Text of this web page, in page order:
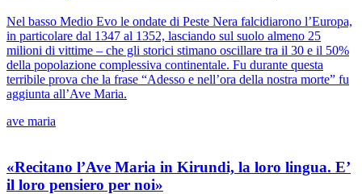
Nel basso Medio Evo le ondate di Peste Nera falcidiarono l’Europa,
in particolare dal 1347 al 1352, lasciando sul suolo almeno 25
milioni di vittime – che gli storici stimano oscillare tra il 30 e il 50%
della popolazione complessiva continentale. Fu durante questa
terribile prova che la frase “Adesso e nell’ora della nostra morte” fu
aggiunta all’Ave Maria.
ave maria
«Recitano l’Ave Maria in Kirundi, la loro lingua. E’
il loro pensiero per noi»